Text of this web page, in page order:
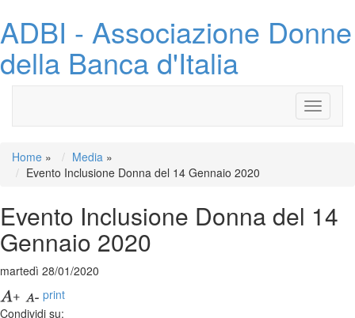
ADBI - Associazione Donne
della Banca d'Italia
Toggle
Home » Media »
Evento Inclusione Donna del 14 Gennaio 2020
Evento Inclusione Donna del 14
Gennaio 2020
martedì 28/01/2020
print
Condividi su: